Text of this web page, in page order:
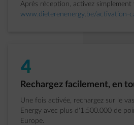
Après réception, activez
www.dieterenenergy.be/activation-
4
Étape 4 sur 4:
Rechargez facilement, en
Une fois activée, rechargez sur le
Energy avec plus d'1.500.000 de
Europe.